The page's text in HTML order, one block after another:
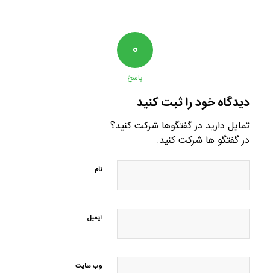
۰
پاسخ
دیدگاه خود را ثبت کنید
تمایل دارید در گفتگوها شرکت کنید؟
در گفتگو ها شرکت کنید.
نام
ایمیل
وب‌ سایت